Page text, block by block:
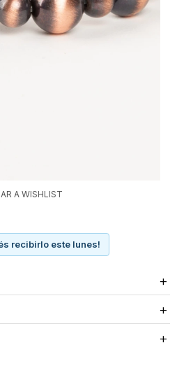
recibirlo este lunes!